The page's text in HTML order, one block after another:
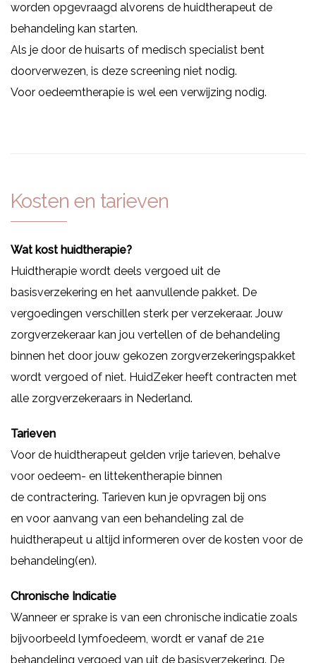
worden opgevraagd alvorens de huidtherapeut de
behandeling kan starten.
Als je door de huisarts of medisch specialist bent
doorverwezen, is deze screening niet nodig.
Voor oedeemtherapie is wel een verwijzing nodig.
Kosten en tarieven
Wat kost huidtherapie?
Huidtherapie wordt deels vergoed uit de
basisverzekering en het aanvullende pakket. De
vergoedingen verschillen sterk per verzekeraar. Jouw
zorgverzekeraar kan jou vertellen of de behandeling
binnen het door jouw gekozen zorgverzekeringspakket
wordt vergoed of niet. HuidZeker heeft contracten met
alle zorgverzekeraars in Nederland.
Tarieven
Voor de huidtherapeut gelden vrije tarieven, behalve
voor oedeem- en littekentherapie binnen
de contractering. Tarieven kun je opvragen bij ons
en voor aanvang van een behandeling zal de
huidtherapeut u altijd informeren over de kosten voor de
behandeling(en).
Chronische Indicatie
Wanneer er sprake is van een chronische indicatie zoals
bijvoorbeeld lymfoedeem, wordt er vanaf de 21e
behandeling vergoed van uit de basisverzekering. De